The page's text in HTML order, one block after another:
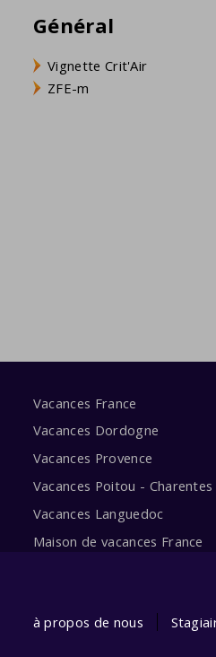
Général
Vignette Crit'Air
ZFE-m
Vacances France
Vacances Dordogne
Vacances Provence
Vacances Poitou - Charentes
Vacances Languedoc
Maison de vacances France
à propos de nous